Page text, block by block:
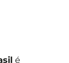
é